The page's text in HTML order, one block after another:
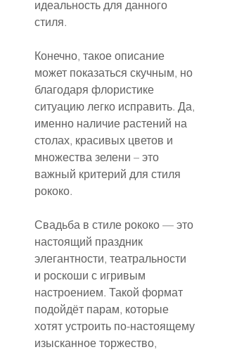
идеальность для данного
стиля.
Конечно, такое описание
может показаться скучным, но
благодаря флористике
ситуацию легко исправить. Да,
именно наличие растений на
столах, красивых цветов и
множества зелени – это
важный критерий для стиля
рококо.
Свадьба в стиле рококо — это
настоящий праздник
элегантности, театральности
и роскоши с игривым
настроением. Такой формат
подойдёт парам, которые
хотят устроить по-настоящему
изысканное торжество,